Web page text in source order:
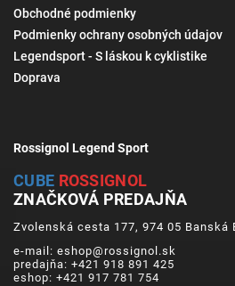
Obchodné podmienky
Podmienky ochrany osobných údajov
Legendsport - S láskou k cyklistike
Doprava
Rossignol Legend Sport
CUBE ROSSIGNOL
ZNAČKOVÁ PREDAJŇA
Zvolenská cesta 177, 974 05 Banská
e-mail: eshop@rossignol.sk
predajňa: +421 918 891 425
eshop: +421 917 781 754